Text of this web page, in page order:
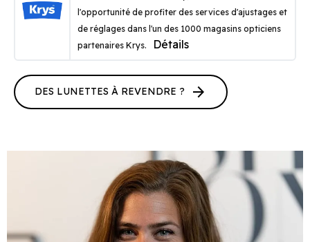
l'opportunité de profiter des services d'ajustages et
de réglages dans l'un des 1000 magasins opticiens
partenaires Krys.
Détails
DES LUNETTES À REVENDRE ? arrow_forward